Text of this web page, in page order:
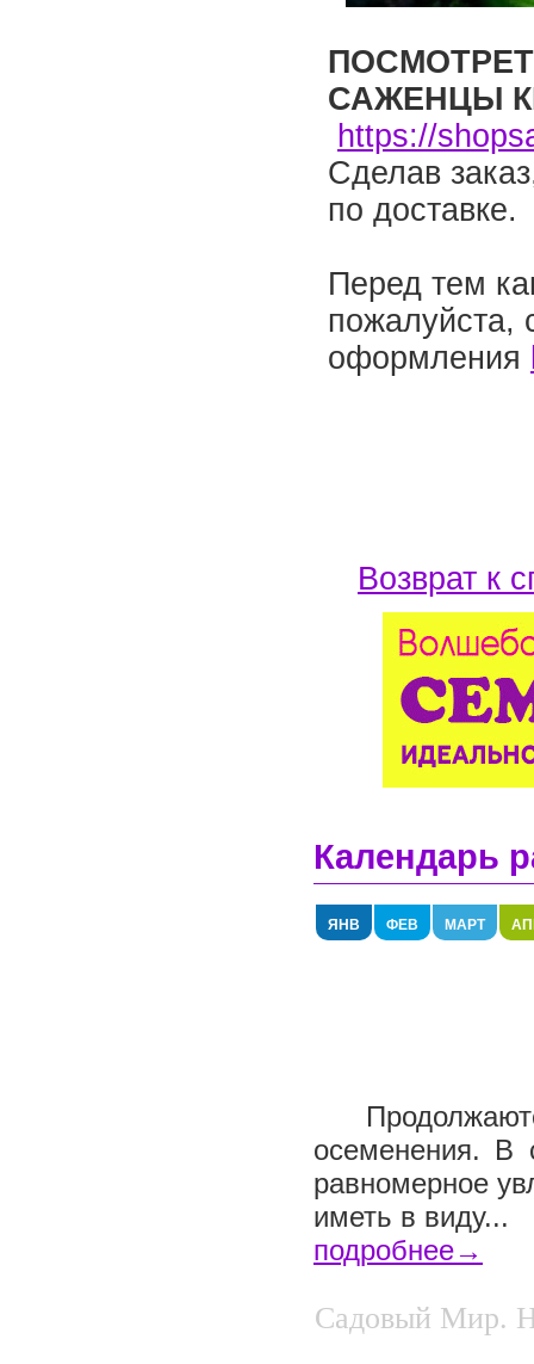
САЖЕНЦЫ
https://
Сделав
по доставке.
Перед тем
пожалуйста,
оформления
Возврат к
Календарь
ЯНВ ФЕВ МАРТ
осеменения. В
равномерное
иметь в виду...
подробнее→
Садовый Мир.